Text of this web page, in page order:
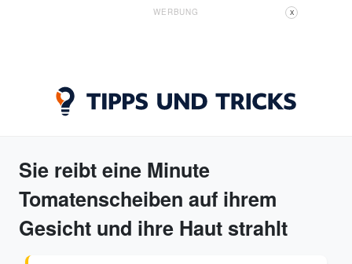
WERBUNG X
Sie reibt eine Minute
Tomatenscheiben auf ihrem
Gesicht und ihre Haut strahlt